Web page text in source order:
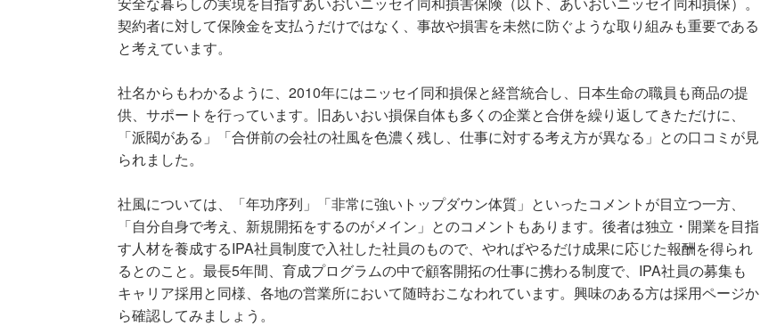
契約者に対して保険金を支払うだけではなく、事故や損害を未然に防ぐような取り組みも重要である
と考えています。
社名からもわかるように、2010年にはニッセイ同和損保と経営統合し、日本生命の職員も商品の提
供、サポートを行っています。旧あいおい損保自体も多くの企業と合併を繰り返してきただけに、
「派閥がある」「合併前の会社の社風を色濃く残し、仕事に対する考え方が異なる」との口コミが見
られました。
社風については、「年功序列」「非常に強いトップダウン体質」といったコメントが目立つ一方、
「自分自身で考え、新規開拓をするのがメイン」とのコメントもあります。後者は独立・開業を目指
す人材を養成するIPA社員制度で入社した社員のもので、やればやるだけ成果に応じた報酬を得られ
るとのこと。最長5年間、育成プログラムの中で顧客開拓の仕事に携わる制度で、IPA社員の募集も
キャリア採用と同様、各地の営業所において随時おこなわれています。興味のある方は採用ページか
ら確認してみましょう。